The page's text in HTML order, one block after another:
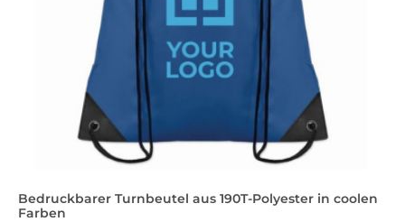
Bedruckbarer Turnbeutel aus 190T-Polyester in coolen
Farben